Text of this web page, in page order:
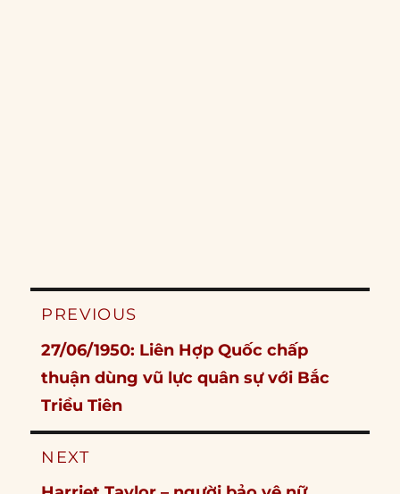
Post
PREVIOUS
Previous
post:
27/06/1950: Liên Hợp Quốc chấp
thuận dùng vũ lực quân sự với Bắc
Triều Tiên
NEXT